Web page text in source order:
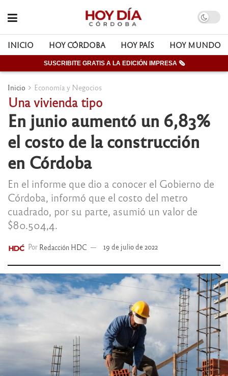
INICIO HOY CÓRDOBA HOY PAÍS HOY MUNDO
SUSCRIBITE GRATIS A LA EDICIÓN IMPRESA 🗞
Inicio Economía y Negocios
Una vivienda tipo
En junio aumentó un 6,83%
el costo de la construcción
en Córdoba
En el informe que dio a conocer el Gobierno de
Córdoba, informó que el costo del metro
cuadrado, por su parte, asumió un valor de
$80.504,4.
Por Redacción HDC 19 de julio de 2022